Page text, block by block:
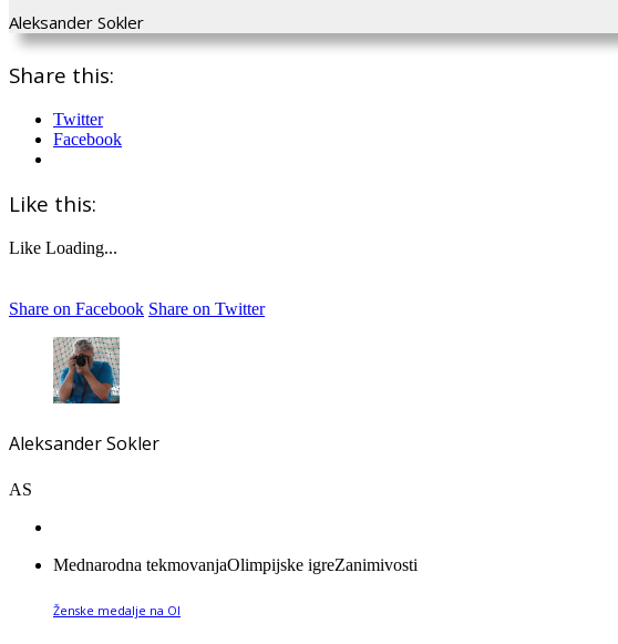
Aleksander Sokler
Share this:
Twitter
Facebook
Like this:
Like Loading...
Share on Facebook Share on Twitter
Aleksander Sokler
AS
Mednarodna tekmovanjaOlimpijske igreZanimivosti
Ženske medalje na OI